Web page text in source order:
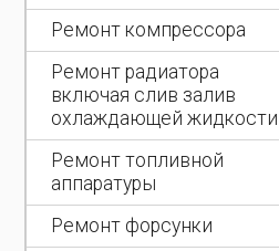
Ремонт компрессора
Ремонт радиатора
включая слив залив
охлаждающей жидкости
Ремонт топливной
аппаратуры
Ремонт форсунки